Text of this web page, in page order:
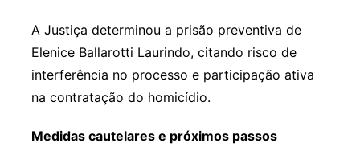
A Justiça determinou a prisão preventiva de
Elenice Ballarotti Laurindo, citando risco de
interferência no processo e participação ativa
na contratação do homicídio.
Medidas cautelares e próximos passos